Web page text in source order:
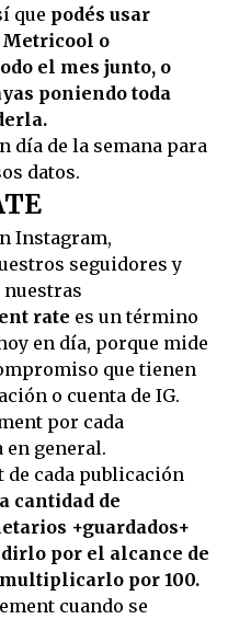
que podés usar
o
el mes junto, o
poniendo toda
día de la semana para
datos.
Instagram,
seguidores y
rate es un término
en día, porque mide
que tienen
o cuenta de IG.
por cada
en general.
de cada publicación
cantidad de
+guardados+
por el alcance de
por 100.
cuando se